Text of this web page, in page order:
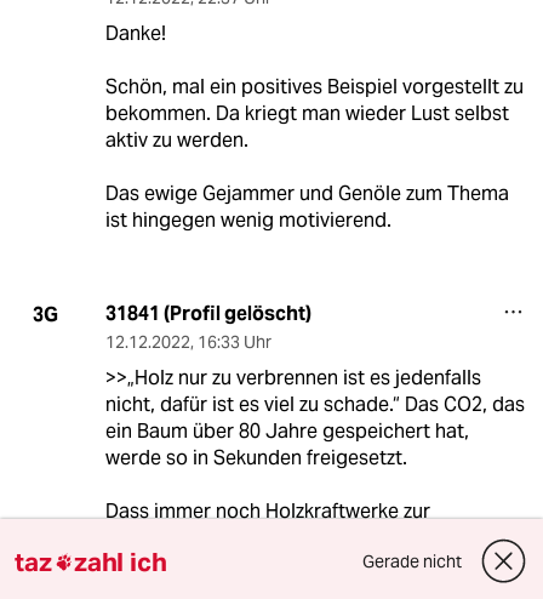
Danke!
Schön, mal ein positives Beispiel vorgestellt zu
bekommen. Da kriegt man wieder Lust selbst
aktiv zu werden.
Das ewige Gejammer und Genöle zum Thema
ist hingegen wenig motivierend.
3G 31841 (Profil gelöscht)
12.12.2022, 16:33 Uhr
>>„Holz nur zu verbrennen ist es jedenfalls
nicht, dafür ist es viel zu schade.“ Das CO2, das
ein Baum über 80 Jahre gespeichert hat,
werde so in Sekunden freigesetzt.
Dass immer noch Holzkraftwerke zur
Wärmegewinnung gebaut werden, nennt Frank
Wegner deshalb einen „absoluten Wahnsinn“.
taz zahl ich Gerade nicht